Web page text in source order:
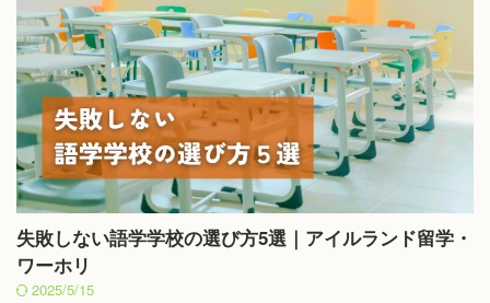
失敗しない語学学校の選び方5選｜アイルランド留学・
ワーホリ
2025/5/15